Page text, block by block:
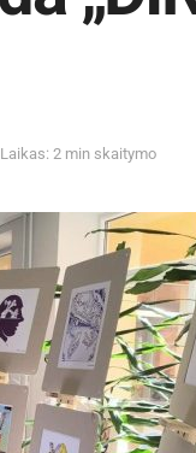
Laikas: 2 min skaitymo